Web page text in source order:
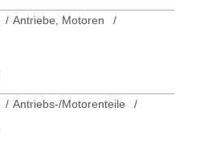
Antriebe, Motoren
Antriebs-/Motorenteile